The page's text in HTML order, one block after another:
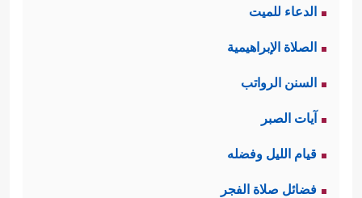
الدعاء للميت
الصلاة الإبراهيمية
السنن الرواتب
آيات الصبر
قيام الليل وفضله
فضائل صلاة الفجر